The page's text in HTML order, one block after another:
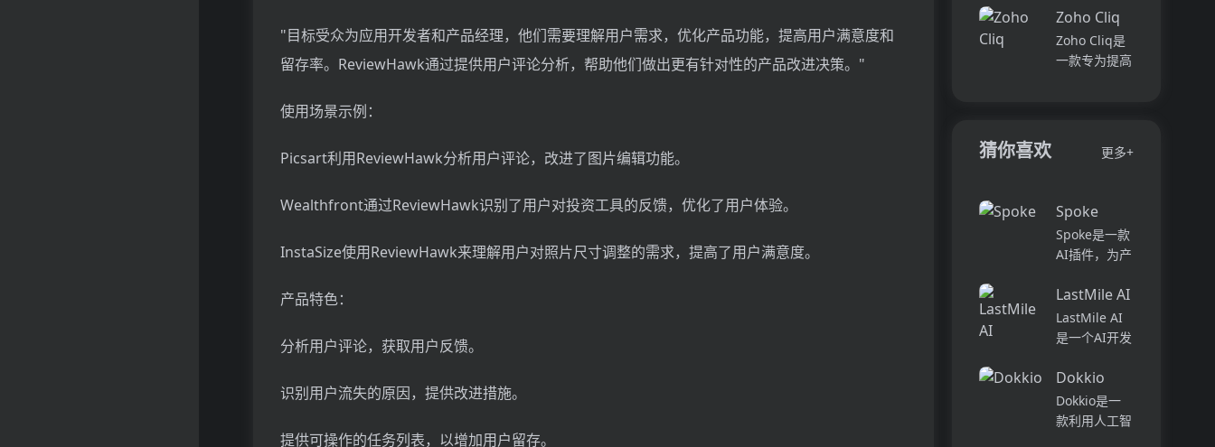
"目标受众为应用开发者和产品经理，他们需要理解用户需求，优化产品功能，提高用户满意度和
留存率。ReviewHawk通过提供用户评论分析，帮助他们做出更有针对性的产品改进决策。"
使用场景示例：
Picsart利用ReviewHawk分析用户评论，改进了图片编辑功能。
Wealthfront通过ReviewHawk识别了用户对投资工具的反馈，优化了用户体验。
InstaSize使用ReviewHawk来理解用户对照片尺寸调整的需求，提高了用户满意度。
产品特色：
分析用户评论，获取用户反馈。
识别用户流失的原因，提供改进措施。
提供可操作的任务列表，以增加用户留存。
和内容集中在
队和岗位的参
与度,帮助管
理者明确团队
互动症结所
我们促进协
作，释放创意
卓越。加入我
量，释放你的
Zoho Cliq
Zoho Cliq是
一款专为提高
团队成员、对
方,实现无缝
连接。主要功
能包括:组
猜你喜欢 更多+
Spoke
Spoke是一款
AI插件，为产
大的、注重隐
私的AI功能，
能够在几秒钟
上下文信息。
它可以帮助全
球快速增长的
团队节省时
LastMile AI
LastMile AI
是一个AI开发
程师而设计，
可以用于原型
开发和生成式
Dokkio
Dokkio是一
款利用人工智